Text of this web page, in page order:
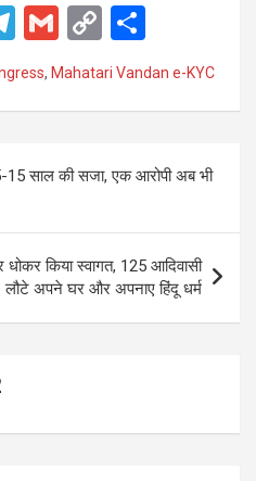
T
e
a
G
m
ail
C
o
py
n
k
h
ar
, Mahatari Vandan e-KYC
15 साल की सजा, एक आरोपी अब भी
धोकर किया स्वागत, 125 आदिवासी
लौटे अपने घर और अपनाए हिंदू धर्म